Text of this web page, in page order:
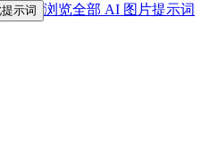
示词 浏览全部 AI 图片提示词